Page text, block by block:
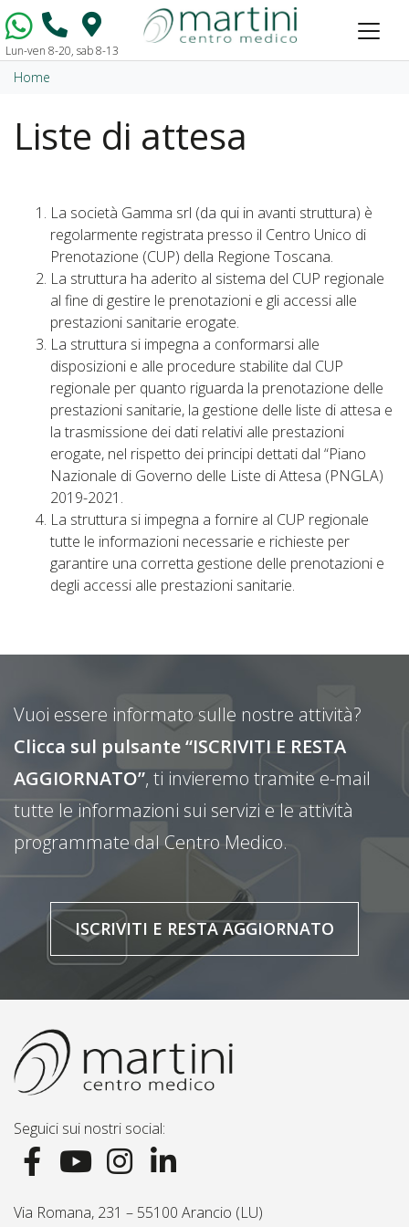
Vai al contenuto
Lun-ven 8-20, sab 8-13
Home
Liste di attesa
La società Gamma srl (da qui in avanti struttura) è
regolarmente registrata presso il Centro Unico di
Prenotazione (CUP) della Regione Toscana.
La struttura ha aderito al sistema del CUP regionale
al fine di gestire le prenotazioni e gli accessi alle
prestazioni sanitarie erogate.
La struttura si impegna a conformarsi alle
disposizioni e alle procedure stabilite dal CUP
regionale per quanto riguarda la prenotazione delle
prestazioni sanitarie, la gestione delle liste di attesa e
la trasmissione dei dati relativi alle prestazioni
erogate, nel rispetto dei principi dettati dal “Piano
Nazionale di Governo delle Liste di Attesa (PNGLA)
2019-2021.
La struttura si impegna a fornire al CUP regionale
tutte le informazioni necessarie e richieste per
garantire una corretta gestione delle prenotazioni e
degli accessi alle prestazioni sanitarie.
Vuoi essere informato sulle nostre attività?
Clicca sul pulsante “ISCRIVITI E RESTA
AGGIORNATO”, ti invieremo tramite e-mail
tutte le informazioni sui servizi e le attività
programmate dal Centro Medico.
ISCRIVITI E RESTA AGGIORNATO
Seguici sui nostri social:
Via Romana, 231 – 55100 Arancio (LU)